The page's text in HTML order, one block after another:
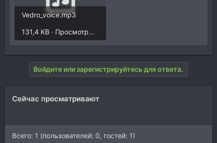
Vedro_voice.mp3
131,4 KB · Просмотры: 214
Войдите или зарегистрируйтесь для ответа.
Сейчас просматривают
Всего: 1 (пользователей: 0, гостей: 1)